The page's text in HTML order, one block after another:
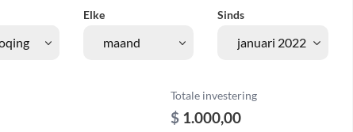
Elke Sinds
Totale investering
$ 1.000,00